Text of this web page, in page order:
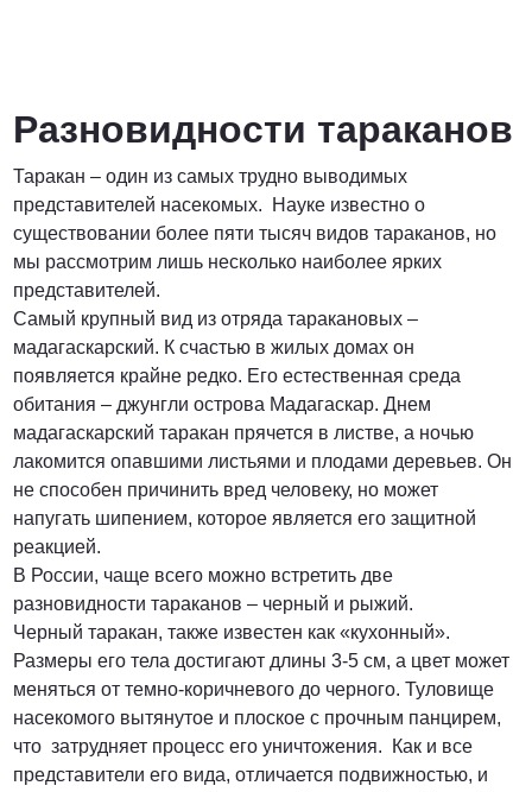
Разновидности тараканов
Таракан – один из самых трудно выводимых
представителей насекомых. Науке известно о
существовании более пяти тысяч видов тараканов, но
мы рассмотрим лишь несколько наиболее ярких
представителей.
Самый крупный вид из отряда таракановых –
мадагаскарский. К счастью в жилых домах он
появляется крайне редко. Его естественная среда
обитания – джунгли острова Мадагаскар. Днем
мадагаскарский таракан прячется в листве, а ночью
лакомится опавшими листьями и плодами деревьев. Он
не способен причинить вред человеку, но может
напугать шипением, которое является его защитной
реакцией.
В России, чаще всего можно встретить две
разновидности тараканов – черный и рыжий.
Черный таракан, также известен как «кухонный».
Размеры его тела достигают длины 3-5 см, а цвет может
меняться от темно-коричневого до черного. Туловище
насекомого вытянутое и плоское с прочным панцирем,
что затрудняет процесс его уничтожения. Как и все
представители его вида, отличается подвижностью, и